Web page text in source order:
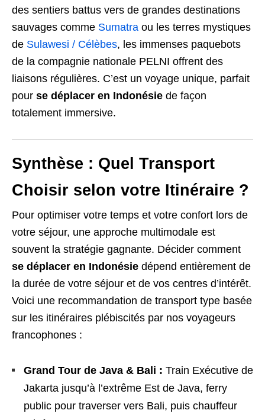
des sentiers battus vers de grandes destinations
sauvages comme Sumatra ou les terres mystiques
de Sulawesi / Célèbes, les immenses paquebots
de la compagnie nationale PELNI offrent des
liaisons régulières. C’est un voyage unique, parfait
pour se déplacer en Indonésie de façon
totalement immersive.
Synthèse : Quel Transport
Choisir selon votre Itinéraire ?
Pour optimiser votre temps et votre confort lors de
votre séjour, une approche multimodale est
souvent la stratégie gagnante. Décider comment
se déplacer en Indonésie dépend entièrement de
la durée de votre séjour et de vos centres d’intérêt.
Voici une recommandation de transport type basée
sur les itinéraires plébiscités par nos voyageurs
francophones :
Grand Tour de Java & Bali : Train Exécutive de
Jakarta jusqu’à l’extrême Est de Java, ferry
public pour traverser vers Bali, puis chauffeur